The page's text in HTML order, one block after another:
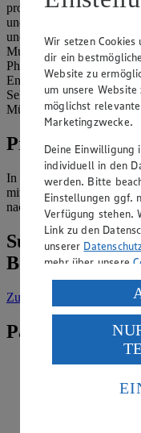
pro 100 g . Alle
und viel Kalzium,
und Pantothensäure.
Muskelmasse bei,
Phosphor trägt, genauso
Energiestoffwechsel bei.
Sehkraft und
Müdigkeit und Ermüdung
Produkte
In unserem Sortiment
mit Weiß- und
nach französischer Art,
Suche weitere
Bereich
Zur Suche vorgefiltert
Passende
Wir setzen Cookies
dir ein
Website zu
um unsere
möglichst
Marketingzwecke.
Deine
individuell in den
werden. Bitte
Einstellungen ggf.
Verfügung stehen.
Link zu den
unserer
mehr über unsere
Verarbeitung
USA durch
Wenn du auf
des Art. 49 Abs. 1
Daten in den
die USA als Land
Standards nicht
Es besteht das